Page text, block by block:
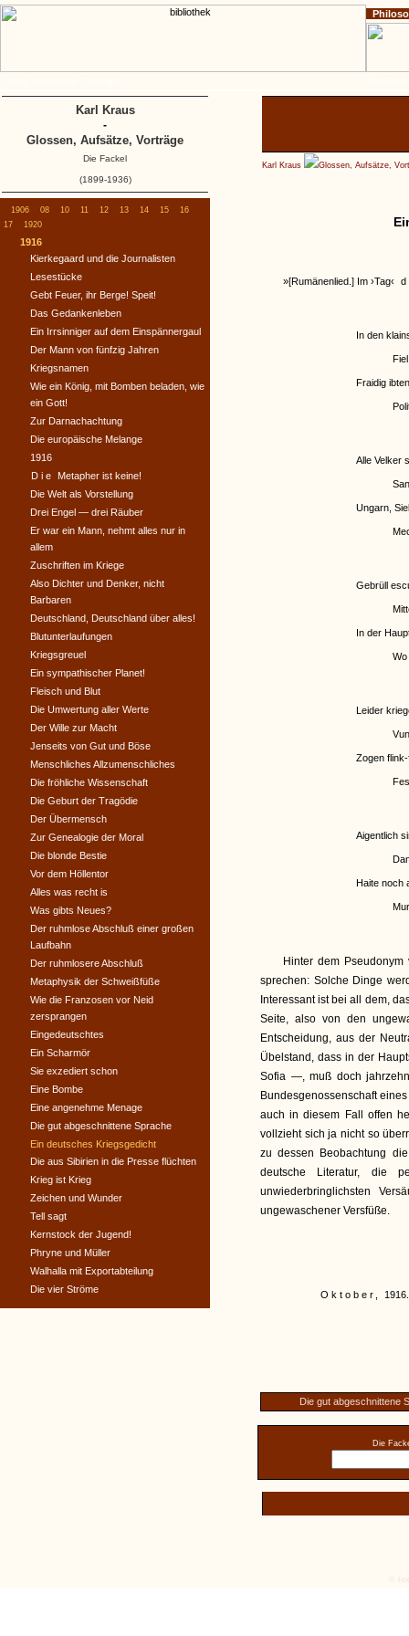
Karl Kraus Glossen, Aufsätze,
»[Rumänenlied.] Im ›Tag‹
In den
Fraidig
Alle Velker
Ungarn,
Gebrüll
In der
Leider
Zogen
Aigentlich
Haite noch
Hinter dem
sprechen: Solche Dinge
Interessant ist bei all dem,
Seite, also von den
Entscheidung, aus der
Übelstand, dass in der
Sofia —, muß doch
Bundesgenossenschaft
auch in diesem Fall offen
vollzieht sich ja nicht so
zu dessen Beobachtung
deutsche Literatur, die
unwiederbringlichsten
ungewaschener Versfüße.
Oktober, 1916.
Die gut abgeschnittene
Die
1906 08 10 11 12 13 14 15
16
17
1920
1916
Kierkegaard und die Journalisten
Lesestücke
Gebt Feuer, ihr Berge! Speit!
Das Gedankenleben
Ein Irrsinniger auf dem Einspännergaul
Der Mann von fünfzig Jahren
Kriegsnamen
Wie ein König, mit Bomben beladen, wie
ein Gott!
Zur Darnachachtung
Die europäische Melange
1916
Die Metapher ist keine!
Die Welt als Vorstellung
Drei Engel — drei Räuber
Er war ein Mann, nehmt alles nur in
allem
Zuschriften im Kriege
Also Dichter und Denker, nicht
Barbaren
Deutschland, Deutschland über alles!
Blutunterlaufungen
Kriegsgreuel
Ein sympathischer Planet!
Fleisch und Blut
Die Umwertung aller Werte
Der Wille zur Macht
Jenseits von Gut und Böse
Menschliches Allzumenschliches
Die fröhliche Wissenschaft
Die Geburt der Tragödie
Der Übermensch
Zur Genealogie der Moral
Die blonde Bestie
Vor dem Höllentor
Alles was recht is
Was gibts Neues?
Der ruhmlose Abschluß einer großen
Laufbahn
Der ruhmlosere Abschluß
Metaphysik der Schweißfüße
Wie die Franzosen vor Neid
zersprangen
Eingedeutschtes
Ein Scharmör
Sie exzediert schon
Eine Bombe
Eine angenehme Menage
Die gut abgeschnittene Sprache
Ein deutsches Kriegsgedicht
Die aus Sibirien in die Presse flüchten
Krieg ist Krieg
Zeichen und Wunder
Tell sagt
Kernstock der Jugend!
Phryne und Müller
Walhalla mit Exportabteilung
Die vier Ströme
Karl Kraus
-
Glossen, Aufsätze, Vorträge
Die Fackel
(1899-1936)